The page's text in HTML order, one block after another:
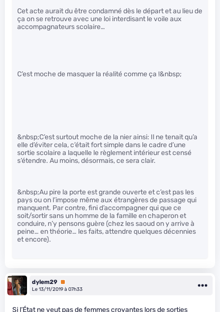
Cet acte aurait du être condamné dès le départ et au lieu de
ça on se retrouve avec une loi interdisant le voile aux
accompagnateurs scolaire…
C’est moche de masquer la réalité comme ça !&nbsp;
&nbsp;C’est surtout moche de la nier ainsi: Il ne tenait qu’a
elle d’éviter cela, c’était fort simple dans le cadre d’une
sortie scolaire a laquelle le règlement intérieur est censé
s’étendre. Au moins, désormais, ce sera clair.
&nbsp;Au pire la porte est grande ouverte et c’est pas les
pays ou on l’impose même aux étrangères de passage qui
manquent. Par contre, fini d’accompagner qui que ce
soit/sortir sans un homme de la famille en chaperon et
conduire, n’y pensons guère (chez les saoud on y arrive à
peine… en théorie… les faits, attendre quelques décennies
et encore).
dylem29 Premium
Le 13/11/2019 à 07h33
Si l’État ne veut pas de femmes croyantes lors de sorties